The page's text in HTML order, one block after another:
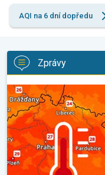
AQI na 6 dní dopředu
Zprávy
Ochlazení bude jen